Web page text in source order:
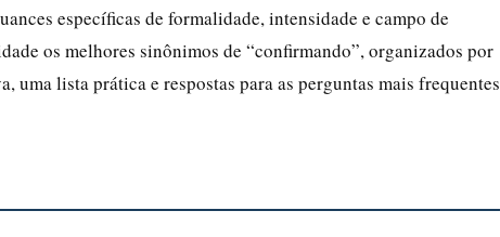
específicas de formalidade, intensidade e campo de
os melhores sinônimos de “confirmando”, organizados por
uma lista prática e respostas para as perguntas mais frequentes